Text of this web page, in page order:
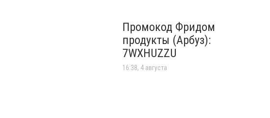
Промокод Фридом
продукты (Арбуз):
7WXHUZZU
16:38, 4 августа